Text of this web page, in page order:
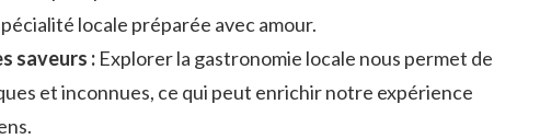
locale préparée⁣ avec amour.
saveurs : Explorer la gastronomie locale‌ nous permet​ de
et ‍inconnues, ce qui peut enrichir notre​ expérience⁤